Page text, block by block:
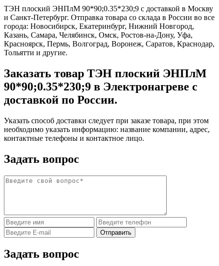
ТЭН плоский ЭНПлМ 90*90;0.35*230;9 с доставкой в Москву
и Санкт-Петербург. Отправка товара со склада в России во все
города: Новосибирск, Екатеринбург, Нижний Новгород,
Казань, Самара, Челябинск, Омск, Ростов-на-Дону, Уфа,
Красноярск, Пермь, Волгоград, Воронеж, Саратов, Краснодар,
Тольятти и другие.
Заказать товар ТЭН плоский ЭНПлМ
90*90;0.35*230;9 в Электронагреве с
доставкой по России.
Указать способ доставки следует при заказе товара, при этом
необходимо указать информацию: название компании, адрес,
контактные телефоны и контактное лицо.
Задать вопрос
Задать вопрос